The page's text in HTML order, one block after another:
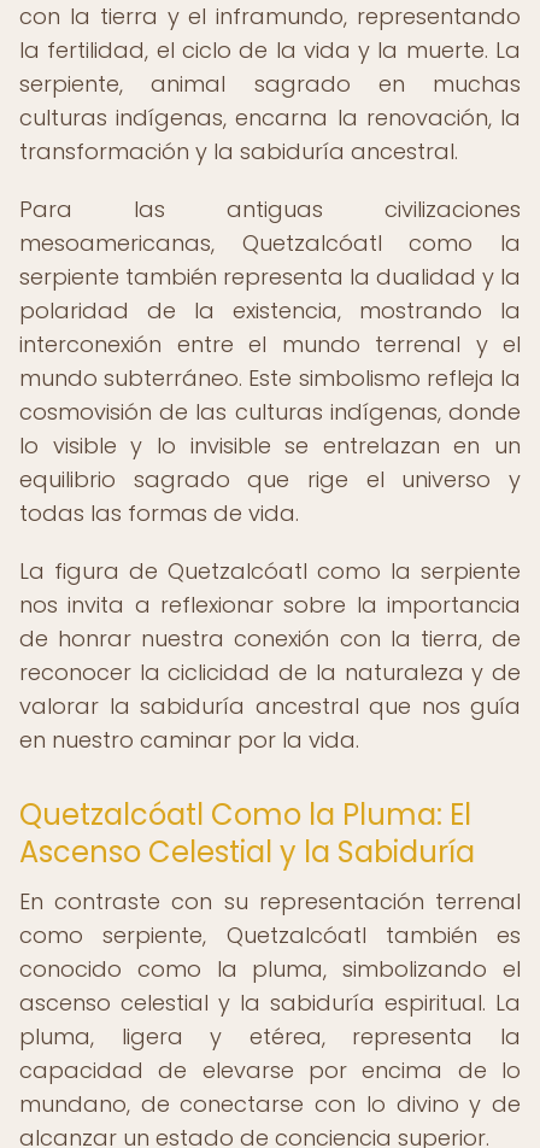
con la tierra y el inframundo, representando
la fertilidad, el ciclo de la vida y la muerte. La
serpiente, animal sagrado en muchas
culturas indígenas, encarna la renovación, la
transformación y la sabiduría ancestral.
Para las antiguas civilizaciones
mesoamericanas, Quetzalcóatl como la
serpiente también representa la dualidad y la
polaridad de la existencia, mostrando la
interconexión entre el mundo terrenal y el
mundo subterráneo. Este simbolismo refleja la
cosmovisión de las culturas indígenas, donde
lo visible y lo invisible se entrelazan en un
equilibrio sagrado que rige el universo y
todas las formas de vida.
La figura de Quetzalcóatl como la serpiente
nos invita a reflexionar sobre la importancia
de honrar nuestra conexión con la tierra, de
reconocer la ciclicidad de la naturaleza y de
valorar la sabiduría ancestral que nos guía
en nuestro caminar por la vida.
Quetzalcóatl Como la Pluma: El
Ascenso Celestial y la Sabiduría
En contraste con su representación terrenal
como serpiente, Quetzalcóatl también es
conocido como la pluma, simbolizando el
ascenso celestial y la sabiduría espiritual. La
pluma, ligera y etérea, representa la
capacidad de elevarse por encima de lo
mundano, de conectarse con lo divino y de
alcanzar un estado de conciencia superior.